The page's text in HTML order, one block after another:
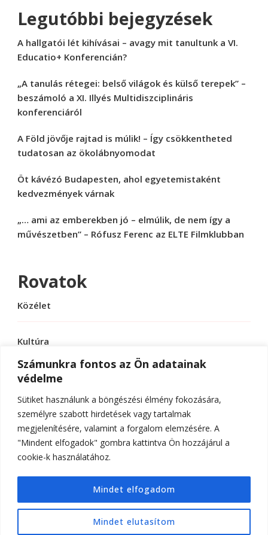
Számunkra fontos az Ön adatainak
védelme
Sütiket használunk a böngészési élmény fokozására,
személyre szabott hirdetések vagy tartalmak
megjelenítésére, valamint a forgalom elemzésére. A
"Mindent elfogadok" gombra kattintva Ön hozzájárul a
cookie-k használatához.
Mindet elutasítom
Mindet elfogadom
Legutóbbi bejegyzések
A hallgatói lét kihívásai – avagy mit tanultunk a VI.
Educatio+ Konferencián?
„A tanulás rétegei: belső világok és külső terepek” –
beszámoló a XI. Illyés Multidiszciplináris
konferenciáról
A Föld jövője rajtad is múlik! – Így csökkentheted
tudatosan az ökolábnyomodat
Öt kávézó Budapesten, ahol egyetemistaként
kedvezmények várnak
„… ami az emberekben jó – elmúlik, de nem így a
művészetben” – Rófusz Ferenc az ELTE Filmklubban
Rovatok
Közélet
Kultúra
Sport
Tudomány
© Szerzői jog 2026ELTE Online
fenntartva.Hello Fashion | FejlesztetteBlossom
Themes.Készítette: WordPress